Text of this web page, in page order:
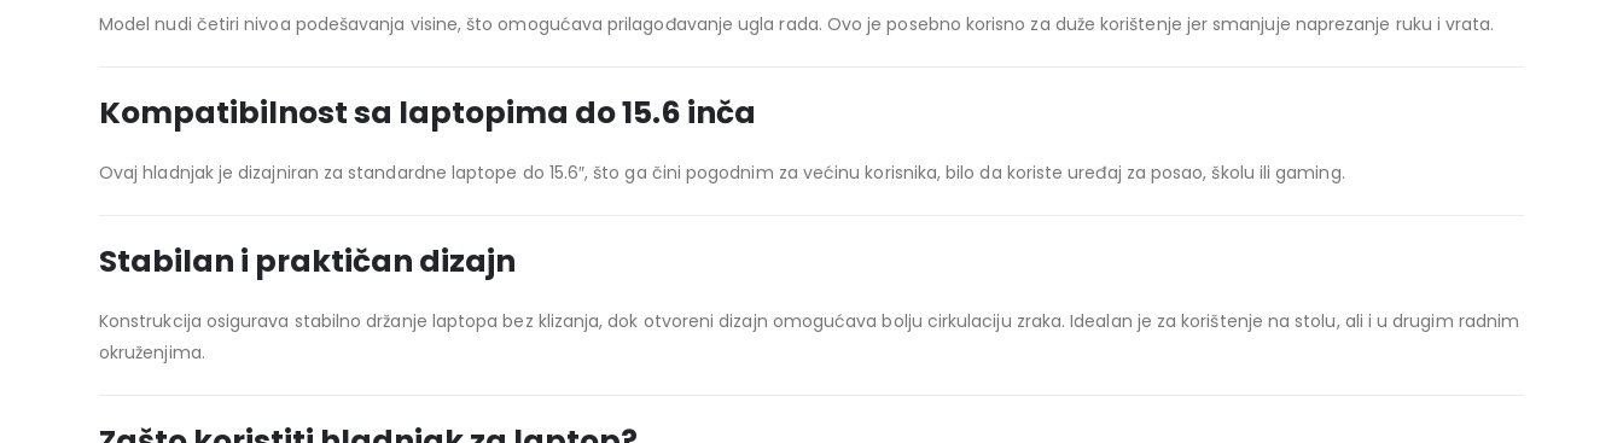
Model nudi četiri nivoa podešavanja visine, što omogućava prilagođavanje ugla rada. Ovo je posebno korisno za duže korištenje jer smanjuje naprezanje ruku i vrata.
Kompatibilnost sa laptopima do 15.6 inča
Ovaj hladnjak je dizajniran za standardne laptope do 15.6″, što ga čini pogodnim za većinu korisnika, bilo da koriste uređaj za posao, školu ili gaming.
Stabilan i praktičan dizajn
Konstrukcija osigurava stabilno držanje laptopa bez klizanja, dok otvoreni dizajn omogućava bolju cirkulaciju zraka. Idealan je za korištenje na stolu, ali i u drugim radnim
okruženjima.